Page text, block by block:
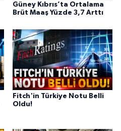
Güney Kıbrıs’ta Ortalama
Brüt Maaş Yüzde 3,7 Arttı
Fitch'in Türkiye Notu Belli
Oldu!